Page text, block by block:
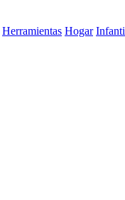
Herramientas Hogar